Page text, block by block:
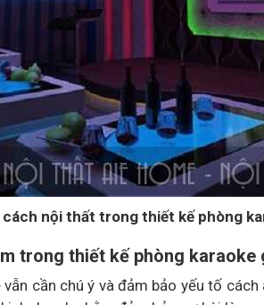
nội thất trong thiết kế phòng
trong thiết kế phòng karaoke
cần chú ý và đảm bảo yếu tố